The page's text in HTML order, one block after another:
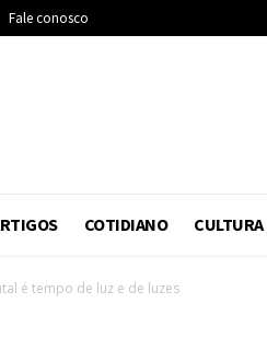
Fale conosco
COTIDIANO CULTURA
é tempo de luz e de luzes